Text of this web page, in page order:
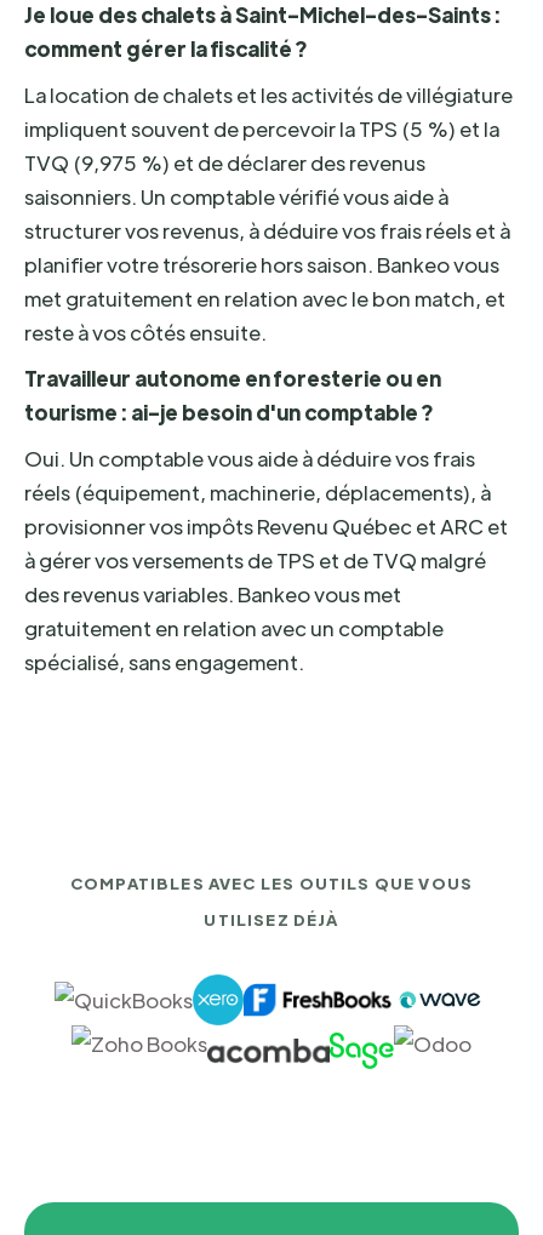
Je loue des chalets à Saint-Michel-des-Saints :
comment gérer la fiscalité ?
La location de chalets et les activités de villégiature
impliquent souvent de percevoir la TPS (5 %) et la
TVQ (9,975 %) et de déclarer des revenus
saisonniers. Un comptable vérifié vous aide à
structurer vos revenus, à déduire vos frais réels et à
planifier votre trésorerie hors saison. Bankeo vous
met gratuitement en relation avec le bon match, et
reste à vos côtés ensuite.
Travailleur autonome en foresterie ou en
tourisme : ai-je besoin d'un comptable ?
Oui. Un comptable vous aide à déduire vos frais
réels (équipement, machinerie, déplacements), à
provisionner vos impôts Revenu Québec et ARC et
à gérer vos versements de TPS et de TVQ malgré
des revenus variables. Bankeo vous met
gratuitement en relation avec un comptable
spécialisé, sans engagement.
COMPATIBLES AVEC LES OUTILS QUE VOUS
UTILISEZ DÉJÀ